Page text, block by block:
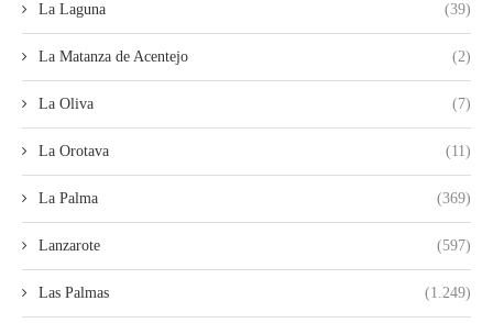
La Laguna (39)
La Matanza de Acentejo (2)
La Oliva (7)
La Orotava (11)
La Palma (369)
Lanzarote (597)
Las Palmas (1.249)